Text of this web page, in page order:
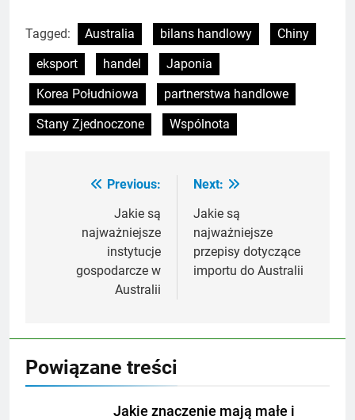
Tagged: Australia bilans handlowy
Chiny
eksport
handel
Japonia
Korea Południowa
partnerstwa handlowe
Stany Zjednoczone
Wspólnota
NawigacjaPrevious:
Jakie są
najważniejsze
instytucje
gospodarcze w
Australii
Next:
Jakie są
najważniejsze
przepisy dotyczące
importu do Australii
Powiązane treści
Jakie znaczenie mają małe i